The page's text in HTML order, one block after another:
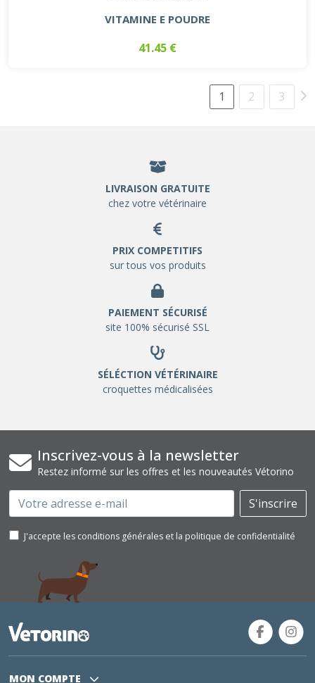
VITAMINE E POUDRE
41.45 €
1 2 3
LIVRAISON GRATUITE
chez votre vétérinaire
PRIX COMPETITIFS
sur tous vos produits
PAIEMENT SÉCURISÉ
site 100% sécurisé SSL
SÉLÉCTION VÉTÉRINAIRE
croquettes médicalisées
Inscrivez-vous à la newsletter
Restez informé sur les offres et les nouveautés Vétorino
Email S'inscrire
J'accepte les conditions générales et la politique de confidentialité
MON COMPTE